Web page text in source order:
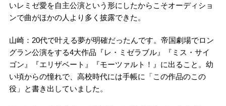
いレミゼ愛を自主公演という形にしたからこそオーディショ
ンで曲がほかの人より多く披露できた。
山崎：20代で叶える夢が明確だったんです。帝国劇場でロン
グラン公演をする4大作品『レ・ミゼラブル』『ミス・サイ
ゴン』『エリザベート』『モーツァルト！』に出ること。幼
い頃からの憧れで、高校時代には手帳に「この作品のこの
役」と書き出していました。